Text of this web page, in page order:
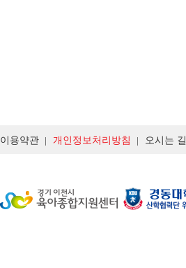
이용약관 개인정보처리방침 오시는 길